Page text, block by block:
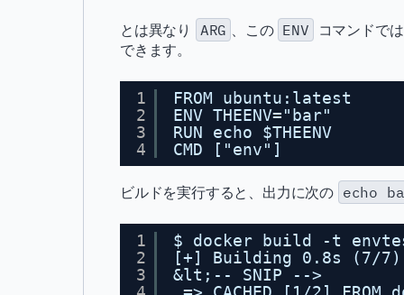
とは異なり ARG 、この ENV
コマンドで
できます。
1
2
3
4
FROM ubuntu:latest
ENV THEENV="bar"
RUN echo $THEENV
CMD ["env"]
ビルドを実行すると、出力に次の echo
1
2
3
$ docker build -t
[+] Building 0.8s (7/7)
&lt;-- SNIP -->